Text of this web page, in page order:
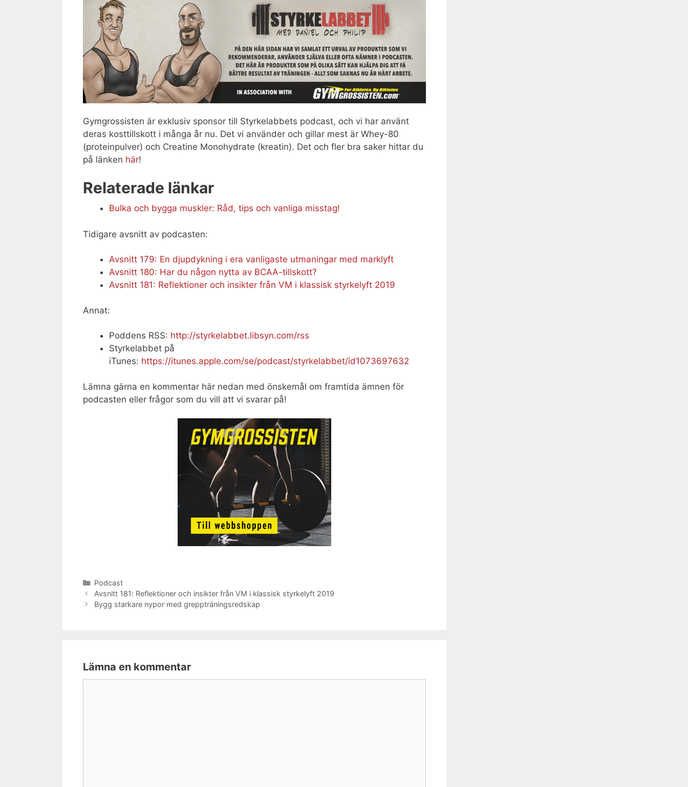
Gymgrossisten är exklusiv sponsor till Styrkelabbets podcast, och vi har använt
deras kosttillskott i många år nu. Det vi använder och gillar mest är Whey-80
(proteinpulver) och Creatine Monohydrate (kreatin). Det och fler bra saker hittar du
på länken här!
Relaterade länkar
Bulka och bygga muskler: Råd, tips och vanliga misstag!
Tidigare avsnitt av podcasten:
Avsnitt 179: En djupdykning i era vanligaste utmaningar med marklyft
Avsnitt 180: Har du någon nytta av BCAA-tillskott?
Avsnitt 181: Reflektioner och insikter från VM i klassisk styrkelyft 2019
Annat:
Poddens RSS: http://styrkelabbet.libsyn.com/rss
Styrkelabbet på
iTunes: https://itunes.apple.com/se/podcast/styrkelabbet/id1073697632
Lämna gärna en kommentar här nedan med önskemål om framtida ämnen för
podcasten eller frågor som du vill att vi svarar på!
Kategorier
Podcast
Avsnitt 181: Reflektioner och insikter från VM i klassisk styrkelyft 2019
Bygg starkare nypor med greppträningsredskap
Lämna en kommentar